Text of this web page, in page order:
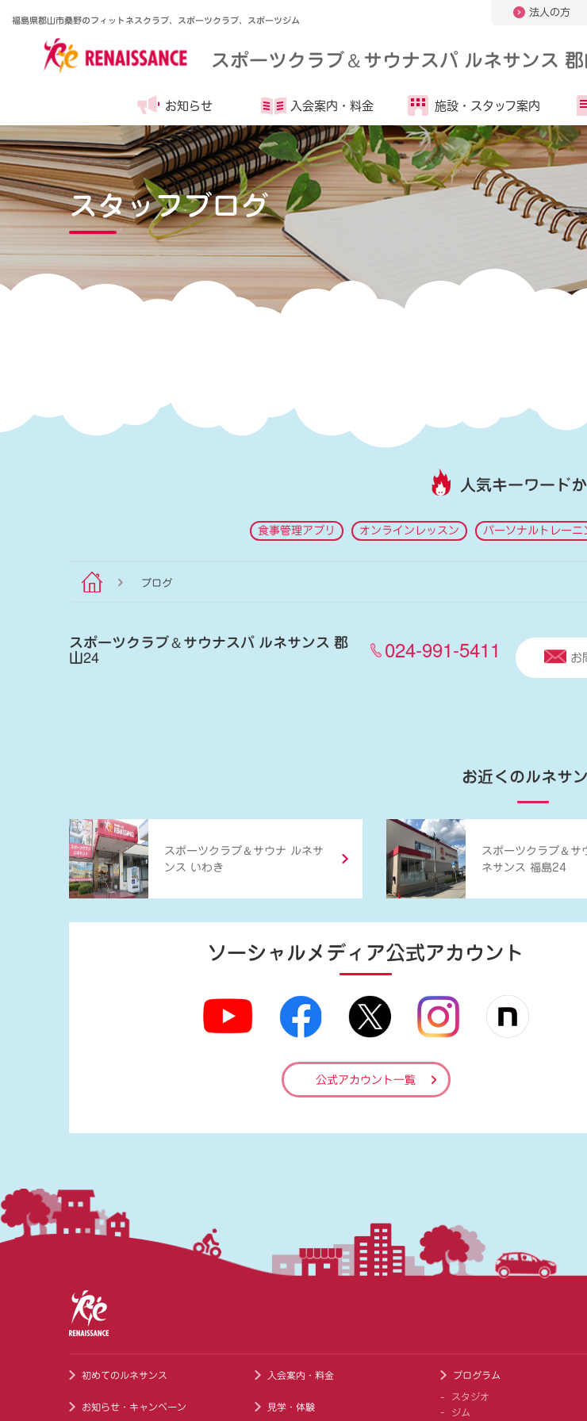
福島県郡山市桑野のフィットネスクラブ、スポーツクラブ、スポーツジム
法人の方
スポーツクラブ＆サウナスパ ルネサンス
お知らせ 入会案内・ 料金 施設・ スタッフ案内
スタッフブログ
人気キーワード
食事管理アプリ オンラインレッスン パーソナルトレーニ
ブログ
スポーツクラブ＆サウナスパ ルネサンス 郡
山24 024-991-5411 お
お近くのルネサ
スポーツクラブ ＆ サウナ ルネサ
ンス いわき
スポーツクラブ ＆ サ
ネサンス 福島24
ソーシャルメディア公式アカウント
公式アカウント一覧
初めてのルネサンス
お知らせ・キャンペーン
入会案内・料金
見学・体験
プログラム
スタジオ
ジム